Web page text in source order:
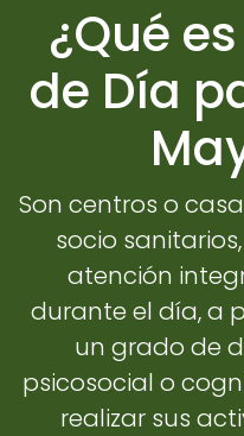
¿Qué
de Día
Son centros o
socio
atención
durante el día, a
un grado de
psicosocial o
realizar sus